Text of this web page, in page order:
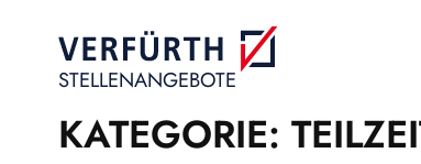
STELLENANGEBOTE
KATEGORIE: